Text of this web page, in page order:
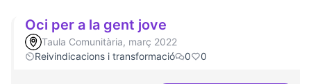
Oci per a la gent jove
Taula Comunitària, març 2022
Reivindicacions i transformació
0 0